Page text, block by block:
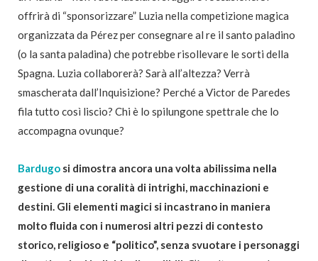
offrirà di “sponsorizzare” Luzia nella competizione magica
organizzata da Pérez per consegnare al re il santo paladino
(o la santa paladina) che potrebbe risollevare le sorti della
Spagna. Luzia collaborerà? Sarà all’altezza? Verrà
smascherata dall’Inquisizione? Perché a Victor de Paredes
fila tutto così liscio? Chi è lo spilungone spettrale che lo
accompagna ovunque?
Bardugo si dimostra ancora una volta abilissima nella
gestione di una coralità di intrighi, macchinazioni e
destini. Gli elementi magici si incastrano in maniera
molto fluida con i numerosi altri pezzi di contesto
storico, religioso e “politico”, senza svuotare i personaggi